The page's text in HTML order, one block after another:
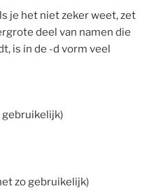
je het niet zeker weet, zet
deel van namen die
is in de -d vorm veel
gebruikelijk)
zo gebruikelijk)